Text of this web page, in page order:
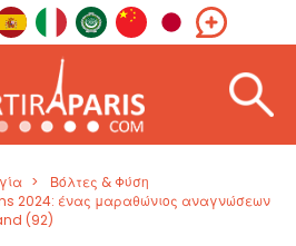
Βόλτες & Φύση
2024: ένας μαραθώνιος αναγνώσεων
(92)